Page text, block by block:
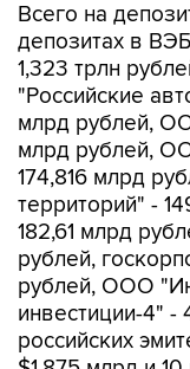
Всего на
депозитах в
1,323 трлн
"Российские
млрд рублей,
млрд рублей,
174,816 млрд
территорий" -
182,61 млрд
рублей,
рублей, ООО
инвестиции-4" -
российских